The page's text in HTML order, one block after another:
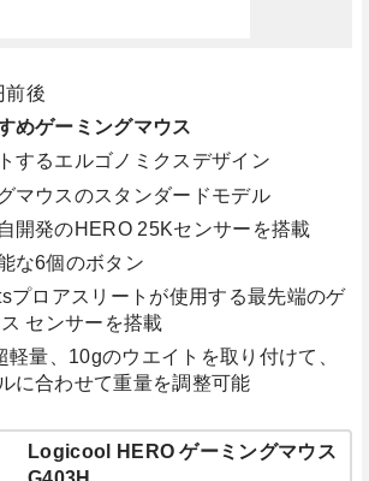
前後
めゲーミングマウス
するエルゴノミクスデザイン
マウスのスタンダードモデル
開発のHERO 25Kセンサーを搭載
な6個のボタン
プロアスリートが使用する最先端のゲ
センサーを搭載
軽量、10gのウエイトを取り付けて、
に合わせて重量を調整可能
Logicool HERO ゲーミングマウス